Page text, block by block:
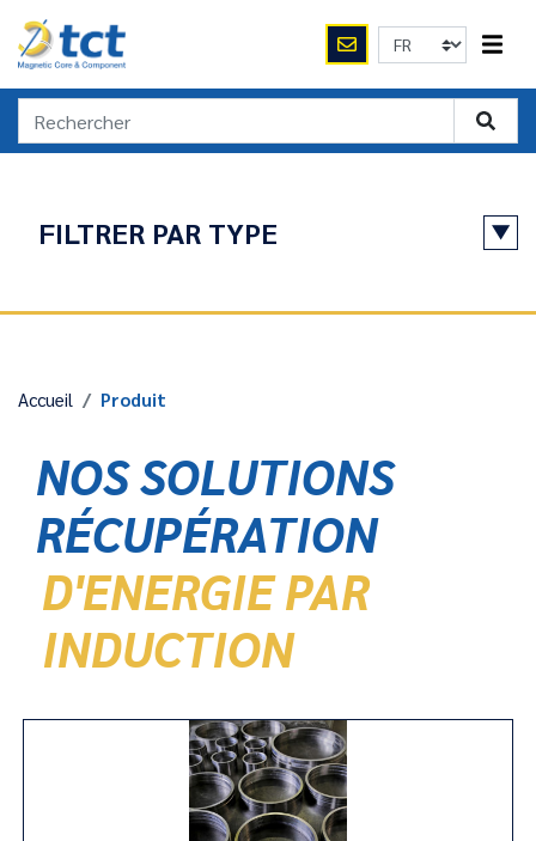
FILTRER PAR TYPE
Accueil Produit
NOS SOLUTIONS
RÉCUPÉRATION
D'ENERGIE PAR
INDUCTION